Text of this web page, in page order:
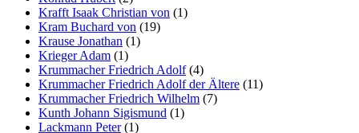
Krafft Isaak Christian von (1)
Kram Buchard von (19)
Krause Jonathan (1)
Krieger Adam (1)
Krummacher Friedrich Adolf(4)
Krummacher Friedrich Adolf der Ältere (11)
Krummacher Friedrich Wilhelm (7)
Kunth Johann Sigismund (1)
Lackmann Peter(1)